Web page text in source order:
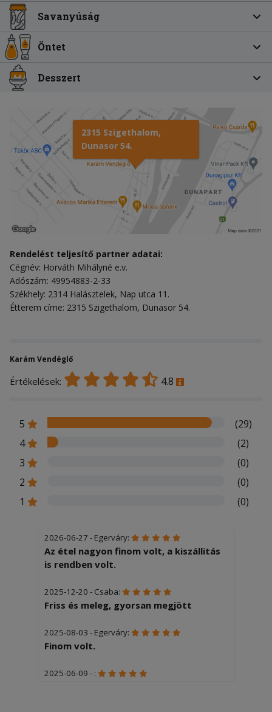
Savanyúság
Öntet
Desszert
2315 Szigethalom,
Dunasor 54.
Rendelést teljesítő partner adatai:
Cégnév: Horváth Mihályné e.v.
Adószám: 49954883-2-33
Székhely: 2314 Halásztelek, Nap utca 11.
Étterem címe: 2315 Szigethalom, Dunasor 54.
Karám Vendéglő
Értékelések: 4.8
5
(29)
4
(2)
3
(0)
2
(0)
1
(0)
2026-06-27 - Egerváry:
Az étel nagyon finom volt, a kiszállitás
is rendben volt.
2025-12-20 - Csaba:
Friss és meleg, gyorsan megjött
2025-08-03 - Egerváry:
Finom volt.
2025-06-09 - :